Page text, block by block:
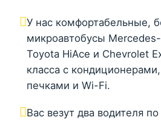
У нас комфортабельные,
микроавтобусы
Toyota HiAce и Chevrolet
класса с
печками и Wi-Fi.
Вас везут два водителя